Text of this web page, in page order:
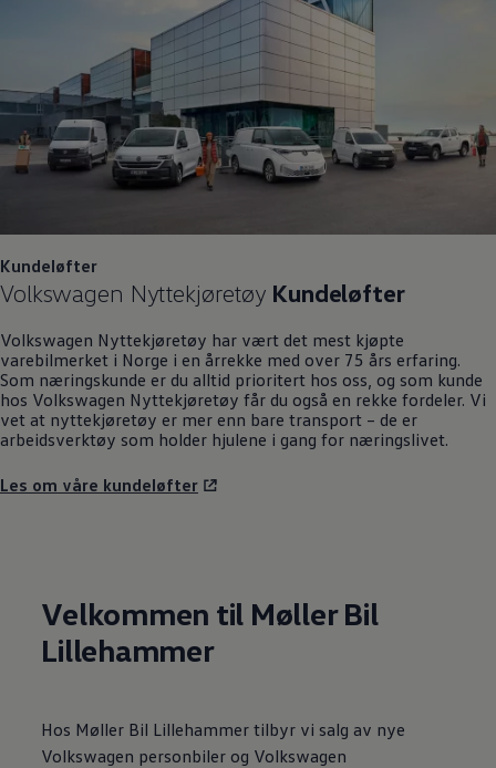
Kundeløfter
Volkswagen Nyttekjøretøy Kundeløfter
Volkswagen Nyttekjøretøy har vært det mest kjøpte
varebilmerket i Norge i en årrekke med over 75 års erfaring.
Som næringskunde er du alltid prioritert hos oss, og som kunde
hos Volkswagen Nyttekjøretøy får du også en rekke fordeler. Vi
vet at nyttekjøretøy er mer enn bare transport – de er
arbeidsverktøy som holder hjulene i gang for næringslivet.
Les om våre kundeløfter
Velkommen til Møller Bil
Lillehammer
Hos Møller Bil Lillehammer tilbyr vi salg av nye
Volkswagen personbiler og Volkswagen